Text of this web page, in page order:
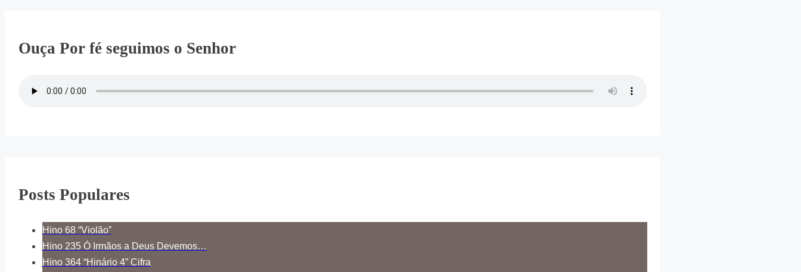
Ouça Por fé seguimos o Senhor
Posts Populares
Hino 68 “Violão”
Hino 235 Ó Irmãos a Deus Devemos…
Hino 364 “Hinário 4” Cifra